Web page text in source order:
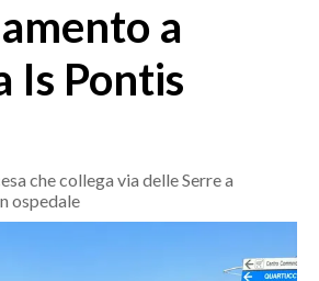
a
Is Pontis
che collega via delle Serre a
ospedale